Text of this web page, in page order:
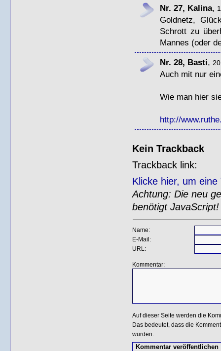
Nr. 27, Kalina,
Goldnetz,
Schrott zu
Mannes (oder
Nr. 28, Basti,
Auch mit nur
Wie man hier
http://
Kein Trackback
Trackback link:
Klicke hier, um
Achtung: Die neu
benötigt JavaScript!
Name:
E-Mail:
URL:
Kommentar:
Auf dieser Seite werden die
Das bedeutet, dass die
wurden.